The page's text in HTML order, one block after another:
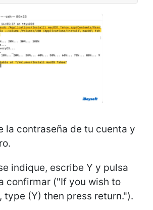
la contraseña de tu cuenta y
indique, escribe Y y pulsa
confirmar ("If you wish to
type (Y) then press return.").